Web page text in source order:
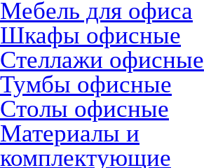
Мебель для офиса
Шкафы офисные
Стеллажи офисные
Тумбы офисные
Столы офисные
Материалы и
комплектующие